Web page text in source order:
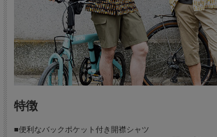
特徴
■便利なバックポケット付き開襟シャツ